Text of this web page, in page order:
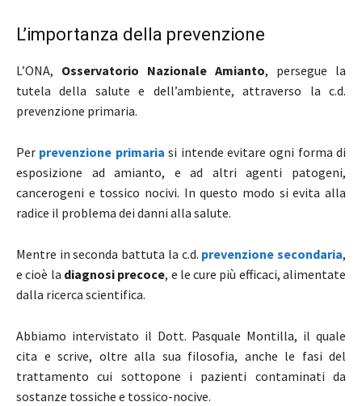
L’importanza della prevenzione
L’ONA, Osservatorio Nazionale Amianto, persegue la
tutela della salute e dell’ambiente, attraverso la c.d.
prevenzione primaria.
Per prevenzione primaria si intende evitare ogni forma di
esposizione ad amianto, e ad altri agenti patogeni,
cancerogeni e tossico nocivi. In questo modo si evita alla
radice il problema dei danni alla salute.
Mentre in seconda battuta la c.d. prevenzione secondaria,
e cioè la diagnosi precoce, e le cure più efficaci, alimentate
dalla ricerca scientifica.
Abbiamo intervistato il Dott. Pasquale Montilla, il quale
cita e scrive, oltre alla sua filosofia, anche le fasi del
trattamento cui sottopone i pazienti contaminati da
sostanze tossiche e tossico-nocive.